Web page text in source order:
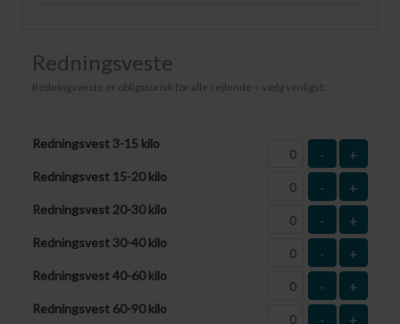
Redningsveste
Redningsveste er obligatorisk for alle sejlende – vælg venligst:
Redningsvest 3-15 kilo
- +
Redningsvest 15-20 kilo
- +
Redningsvest 20-30 kilo
- +
Redningsvest 30-40 kilo
- +
Redningsvest 40-60 kilo
- +
Redningsvest 60-90 kilo
- +